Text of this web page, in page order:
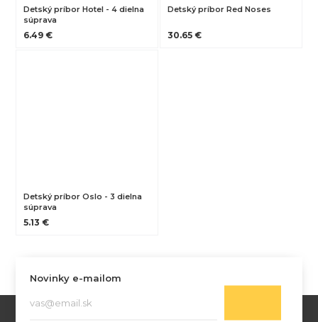
Detský príbor Hotel - 4 dielna
súprava
6.49 €
Detský príbor Red Noses
30.65 €
Detský príbor Oslo - 3 dielna
súprava
5.13 €
Novinky e-mailom